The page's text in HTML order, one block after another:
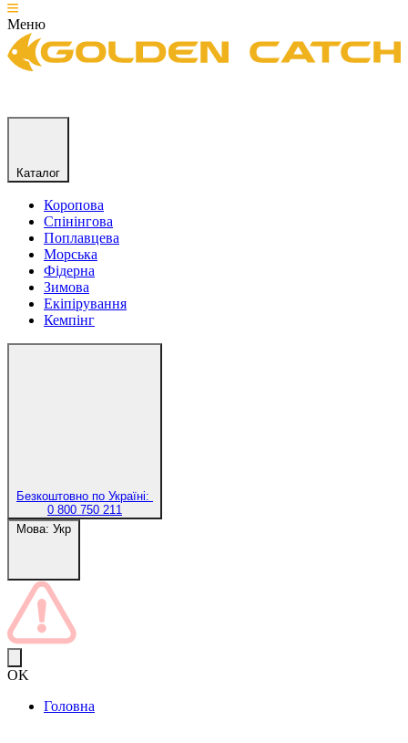
Меню
Каталог
Коропова
Спінінгова
Поплавцева
Морська
Фідерна
Зимова
Екіпірування
Кемпінг
Безкоштовно по Україні:
0 800 750 211
Мова: Укр
OK
Головна